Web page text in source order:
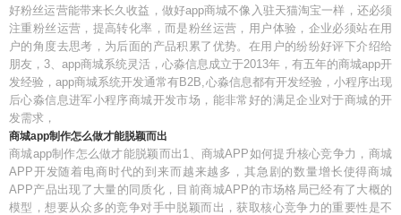
好粉丝运营能带来长久收益，做好app商城不像入驻天猫淘宝一样，还必须
注重粉丝运营，提高转化率，而是粉丝运营，用户体验，企业必须站在用
户的角度去思考，为后面的产品积累了优势。在用户的纷纷好评下介绍给
朋友，3、app商城系统灵活，心淼信息成立于2013年，有五年的商城app开
发经验，app商城系统开发通常有B2B,心淼信息都有开发经验，小程序出现
后心淼信息进军小程序商城开发市场，能非常好的满足企业对于商城的开
发需求，
商城app制作怎么做才能脱颖而出
商城app制作怎么做才能脱颖而出1、商城APP如何提升核心竞争力，商城
APP开发随着电商时代的到来而越来越多，其急剧的数量增长使得商城
APP产品出现了大量的同质化，目前商城APP的市场格局已经有了大概的
模型，想要从众多的竞争对手中脱颖而出，获取核心竞争力的重要性是不